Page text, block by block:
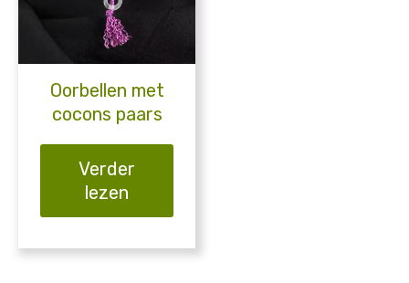
Oorbellen met
cocons paars
Verder
lezen